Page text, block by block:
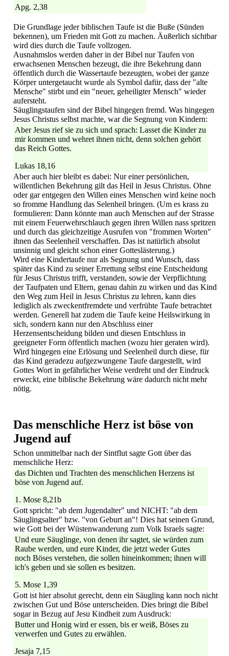
Apg. 2,38
Die Grundlage jeder biblischen Taufe ist die Buße (Sünden
bekennen), um Frieden mit Gott zu machen. Äußerlich sichtbar
wird dies durch die Taufe vollzogen.
Ausnahmslos werden daher in der Bibel nur Taufen von
erwachsenen Menschen bezeugt, die ihre Bekehrung dann
öffentlich durch die Wassertaufe bezeugten, wobei der ganze
Körper untergetaucht wurde als Symbol dafür, dass der "alte
Mensche" stirbt und ein "neuer, geheiligter Mensch" wieder
aufersteht.
Säuglingstaufen sind der Bibel hingegen fremd. Was hingegen
Jesus Christus selbst machte, war die Segnung von Kindern:
Aber Jesus rief sie zu sich und sprach: Lasset die Kinder zu
mir kommen und wehret ihnen nicht, denn solchen gehört
das Reich Gottes.
Lukas 18,16
Aber auch hier bleibt es dabei: Nur einer persönlichen,
willentlichen Bekehrung gilt das Heil in Jesus Christus. Ohne
oder gar entgegen den Willen eines Menschen wird keine noch
so fromme Handlung das Selenheil bringen. (Um es krass zu
formulieren: Dann könnte man auch Menschen auf der Strasse
mit einem Feuerwehrschlauch gegen ihren Willen nass spritzen
und durch das gleichzeitige Ausrufen von "frommen Worten"
ihnen das Seelenheil verschaffen. Das ist natürlich absolut
unsinnig und gleicht schon einer Gotteslästerung.)
Wird eine Kindertaufe nur als Segnung und Wunsch, dass
später das Kind zu seiner Errettung selbst eine Entscheidung
für Jesus Christus trifft, verstanden, sowie der Verpflichtung
der Taufpaten und Eltern, genau dahin zu wirken und das Kind
den Weg zum Heil in Jesus Christus zu lehren, kann dies
lediglich als zweckentfremdete und verfrühte Taufe betrachtet
werden. Generell hat zudem die Taufe keine Heilswirkung in
sich, sondern kann nur den Abschluss einer
Herzensentscheidung bilden und diesen Entschluss in
geeigneter Form öffentlich machen (wozu hier geraten wird).
Wird hingegen eine Erlösung und Seelenheil durch diese, für
das Kind geradezu aufgezwungene Taufe dargestellt, wird
Gottes Wort in gefährlicher Weise verdreht und der Eindruck
erweckt, eine biblische Bekehrung wäre dadurch nicht mehr
nötig.
Das menschliche Herz ist böse von
Jugend auf
Schon unmittelbar nach der Sintflut sagte Gott über das
menschliche Herz:
das Dichten und Trachten des menschlichen Herzens ist
böse von Jugend auf.
1. Mose 8,21b
Gott spricht: "ab dem Jugendalter" und NICHT: "ab dem
Säuglingsalter" bzw. "von Geburt an"! Dies hat seinen Grund,
wie Gott bei der Wüstenwanderung zum Volk Israels sagte:
Und eure Säuglinge, von denen ihr sagtet, sie würden zum
Raube werden, und eure Kinder, die jetzt weder Gutes
noch Böses verstehen, die sollen hineinkommen; ihnen will
ich's geben und sie sollen es besitzen.
5. Mose 1,39
Gott ist hier absolut gerecht, denn ein Säugling kann noch nicht
zwischen Gut und Böse unterscheiden. Dies bringt die Bibel
sogar in Bezug auf Jesu Kindheit zum Ausdruck:
Butter und Honig wird er essen, bis er weiß, Böses zu
verwerfen und Gutes zu erwählen.
Jesaja 7,15